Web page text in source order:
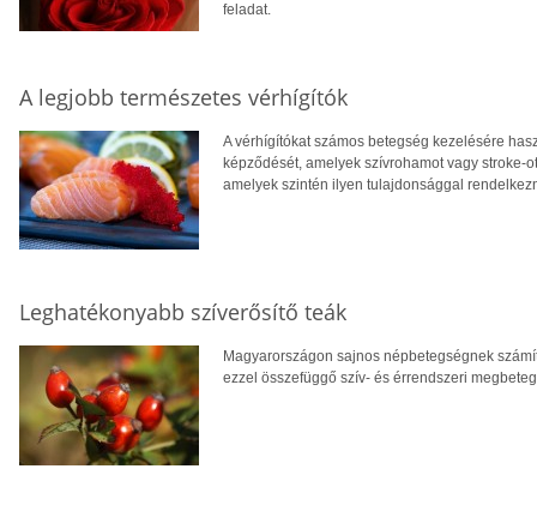
feladat.
A legjobb természetes vérhígítók
A vérhígítókat számos betegség kezelésére
képződését, amelyek szívrohamot vagy stroke-
amelyek szintén ilyen tulajdonsággal
Leghatékonyabb szíverősítő teák
Magyarországon sajnos népbetegségnek
ezzel összefüggő szív- és érrendszeri